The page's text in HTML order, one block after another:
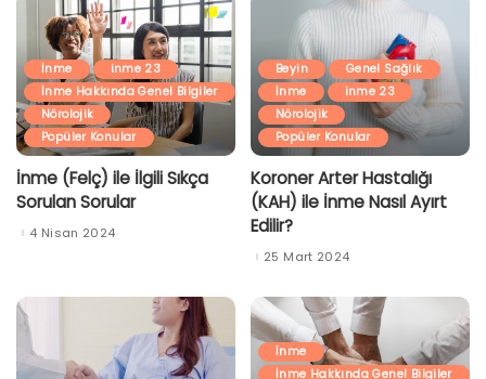
İnme
inme 23
İnme Hakkında Genel Bilgiler
Nörolojik
Popüler Konular
İnme (Felç) ile İlgili Sıkça
Sorulan Sorular
4 Nisan 2024
Beyin
Genel Sağlık
İnme
inme 23
Nörolojik
Popüler Konular
Koroner Arter Hastalığı
(KAH) ile İnme Nasıl Ayırt
Edilir?
25 Mart 2024
İnme
İnme Hakkında Genel Bilgiler